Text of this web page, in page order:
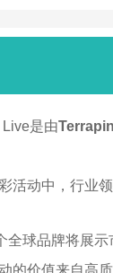
是由
活动中，行业
全球品牌将展
的价值来自高